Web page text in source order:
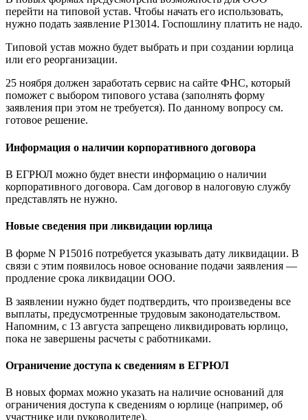
перейти на типовой устав. Чтобы начать его использовать,
нужно подать заявление Р13014. Госпошлину платить не надо.
Типовой устав можно будет выбрать и при создании юрлица
или его реорганизации.
25 ноября должен заработать сервис на сайте ФНС, который
поможет с выбором типового устава (заполнять форму
заявления при этом не требуется). По данному вопросу см.
готовое решение.
Информация о наличии корпоративного договора
В ЕГРЮЛ можно будет внести информацию о наличии
корпоративного договора. Сам договор в налоговую службу
представлять не нужно.
Новые сведения при ликвидации юрлица
В форме N Р15016 потребуется указывать дату ликвидации. В
связи с этим появилось новое основание подачи заявления —
продление срока ликвидации ООО.
В заявлении нужно будет подтвердить, что произведены все
выплаты, предусмотренные трудовым законодательством.
Напомним, с 13 августа запрещено ликвидировать юрлицо,
пока не завершены расчеты с работниками.
Ограничение доступа к сведениям в ЕГРЮЛ
В новых формах можно указать на наличие оснований для
ограничения доступа к сведениям о юрлице (например, об
участнике или руководителе).